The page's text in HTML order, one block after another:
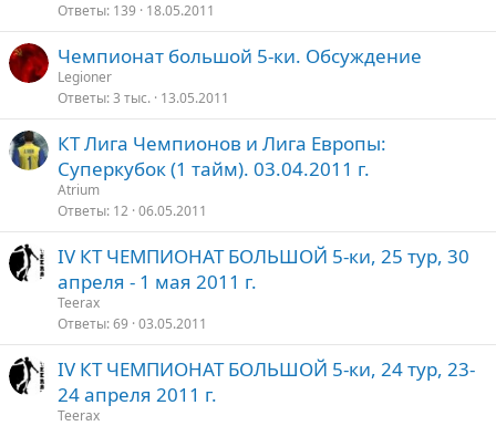
Ответы 139 18.05.2011
Чемпионат большой 5-ки. Обсуждение
Legioner
Ответы 3 тыс. 13.05.2011
КТ Лига Чемпионов и Лига Европы:
Суперкубок (1 тайм). 03.04.2011 г.
Atrium
Ответы 12 06.05.2011
IV КТ ЧЕМПИОНАТ БОЛЬШОЙ 5-ки, 25 тур, 30
апреля - 1 мая 2011 г.
Teerax
Ответы 69 03.05.2011
IV КТ ЧЕМПИОНАТ БОЛЬШОЙ 5-ки, 24 тур, 23-
24 апреля 2011 г.
Teerax